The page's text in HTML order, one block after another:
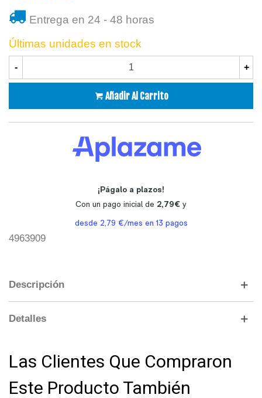
Entrega en 24 - 48 horas
Últimas unidades en stock
- +
Añadir Al Carrito
4963909
Descripción
Detalles
Las Clientes Que Compraron
Este Producto También